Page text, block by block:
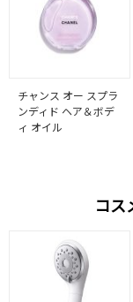
チャンス オー スプラ
ンディド ヘア＆ボデ
ィ オイル
コス